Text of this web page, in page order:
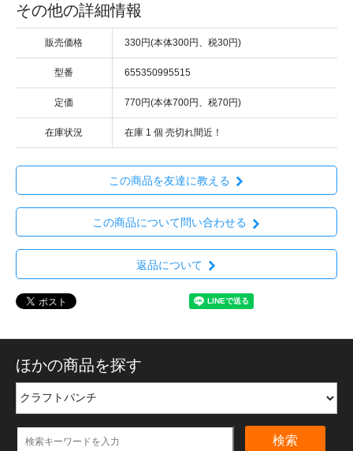
その他の詳細情報
販売価格 330円(本体300円、税30円)
型番 655350995515
定価 770円(本体700円、税70円)
在庫状況 在庫 1 個 売切れ間近！
この商品を友達に教える
この商品について問い合わせる
返品について
ほかの商品を探す
検索